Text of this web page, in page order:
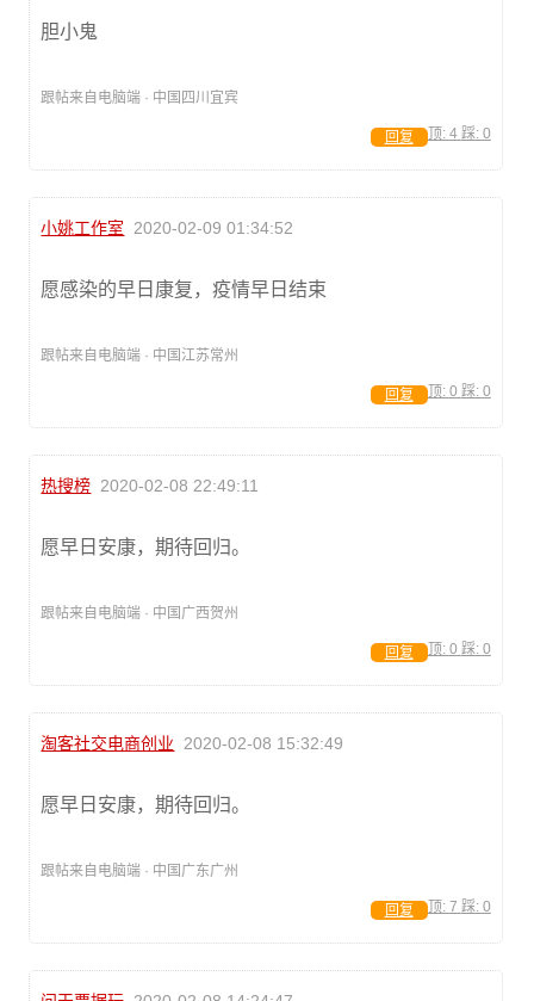
胆小鬼
跟帖来自电脑端 · 中国四川宜宾
顶: 4 踩: 0
回复
小姚工作室 2020-02-09 01:34:52
愿感染的早日康复，疫情早日结束
跟帖来自电脑端 · 中国江苏常州
顶: 0 踩: 0
回复
热搜榜 2020-02-08 22:49:11
愿早日安康，期待回归。
跟帖来自电脑端 · 中国广西贺州
顶: 0 踩: 0
回复
淘客社交电商创业 2020-02-08 15:32:49
愿早日安康，期待回归。
跟帖来自电脑端 · 中国广东广州
顶: 7 踩: 0
回复